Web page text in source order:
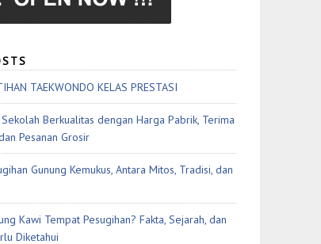
TAEKWONDO KELAS PRESTASI
Berkualitas dengan Harga Pabrik, Terima
Pesanan Grosir
Gunung Kemukus, Antara Mitos, Tradisi, dan
Kawi Tempat Pesugihan? Fakta, Sejarah, dan
Diketahui